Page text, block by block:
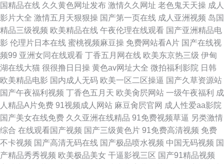
观看 香蕉久久人人草在线 女优后入 国产精品自产拍在线… 91色不卡一区二
区 久久久久久青草热国产 午夜aA 蜜桃网亚洲龙 韩国欧美日本国产
国精品在线 久久黄色网址发布 激情久久网址 老色鬼天天操 成人
影片大全 激情五月天狠狠操 国产第一页在线 成人亚洲视频 岛国
精品三级视频 欧美精品在线 午夜伦理在线观看 国产亚洲精品电
影 伦理片日本在线 蜜桃视频麻豆操 免费网站看A片 国产在线视
频99 亚洲女同在线观看 丁香五月网在线 欧美东京热三级 伊甸
湖在线大猫 很很撸日日操 黄色av网址大全 微拍福利影院 日韩
欧美精品电影 国内成人无码 欧美一区二区操逼 国产久草资源站
国产午夜福利视频 丁香色五月天 欧美肏屄网站 一级午夜福利 成
人精品A片免费 91视频成人网站 麻豆肏屄官网 成人性爱aa影院
国产美女在线免费 久久亚洲在线精品 91免费视频草逼 另类激情
综合 在线观看国产视频 国产三级黄色片 91免费高清视频 免费
不卡视频 国产高清无码在线 国产极品喷水视频 中国无码视频 国
产精品秀秀视频 欧美极品美女 干逼影视三区 国产91精品视频